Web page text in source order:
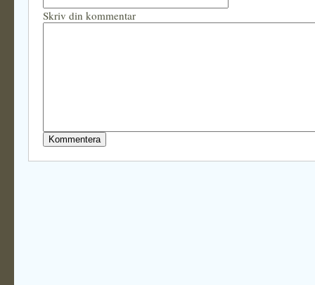
Skriv din kommentar